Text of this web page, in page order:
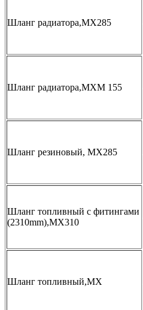
Шланг радиатора,MX285
Шланг радиатора,MXM 155
Шланг резиновый, MX285
Шланг топливный с фитингами
(2310mm),MX310
Шланг топливный,MX